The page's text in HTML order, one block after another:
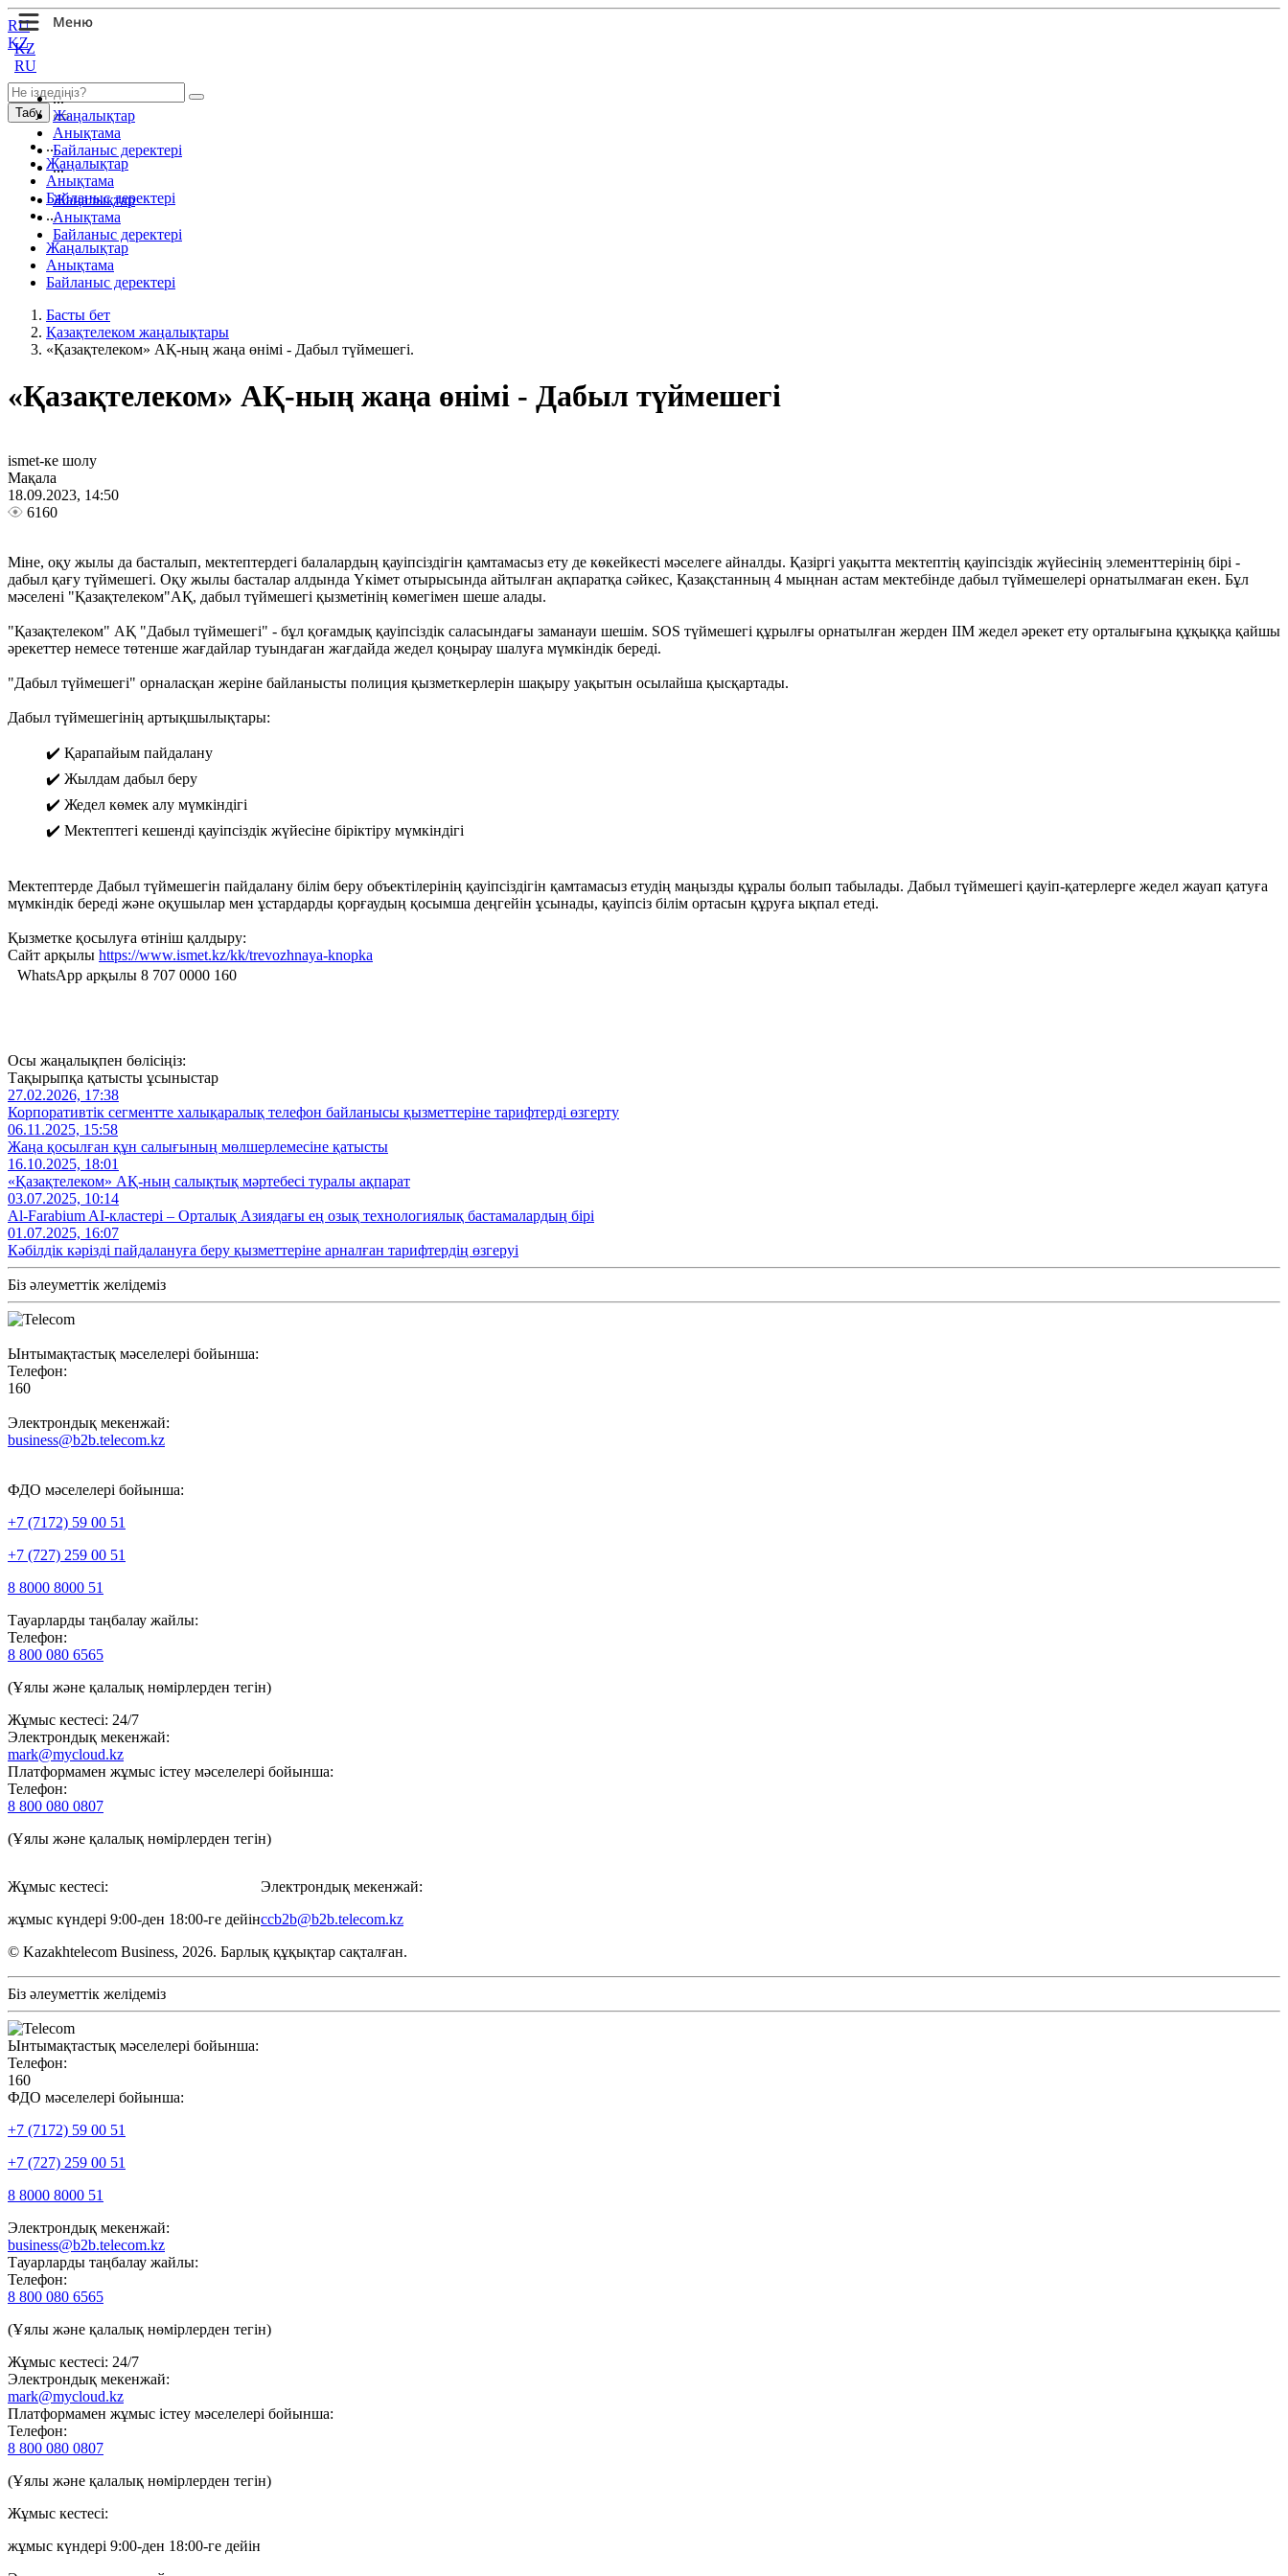
KZ
RU
...
Жаңалықтар
Анықтама
Байланыс деректері
...
Жаңалықтар
Анықтама
Байланыс деректері
RU
KZ
Табу
...
Жаңалықтар
Анықтама
Байланыс деректері
...
Жаңалықтар
Анықтама
Байланыс деректері
Басты бет
Қазақтелеком жаңалықтары
«Қазақтелеком» АҚ-ның жаңа өнімі - Дабыл түймешегі.
«Қазақтелеком» АҚ-ның жаңа өнімі - Дабыл түймешегі
ismet-ке шолу
Мақала
18.09.2023, 14:50
6160
Міне, оқу жылы да басталып, мектептердегі балалардың қауіпсіздігін қамтамасыз ету де көкейкесті мәселеге айналды. Қазіргі уақытта мектептің қауіпсіздік жүйесінің элементтерінің бірі -
дабыл қағу түймешегі. Оқу жылы басталар алдында Үкімет отырысында айтылған ақпаратқа сәйкес, Қазақстанның 4 мыңнан астам мектебінде дабыл түймешелері орнатылмаған екен. Бұл
мәселені "Қазақтелеком"АҚ, дабыл түймешегі қызметінің көмегімен шеше алады.
"Қазақтелеком" АҚ "Дабыл түймешегі" - бұл қоғамдық қауіпсіздік саласындағы заманауи шешім. SOS түймешегі құрылғы орнатылған жерден ІІМ жедел әрекет ету орталығына құқыққа қайшы
әрекеттер немесе төтенше жағдайлар туындаған жағдайда жедел қоңырау шалуға мүмкіндік береді.
"Дабыл түймешегі" орналасқан жеріне байланысты полиция қызметкерлерін шақыру уақытын осылайша қысқартады.
Дабыл түймешегінің артықшылықтары:
✔️ Қарапайым пайдалану
✔️ Жылдам дабыл беру
✔️ Жедел көмек алу мүмкіндігі
✔️ Мектептегі кешенді қауіпсіздік жүйесіне біріктіру мүмкіндігі
Мектептерде Дабыл түймешегін пайдалану білім беру объектілерінің қауіпсіздігін қамтамасыз етудің маңызды құралы болып табылады. Дабыл түймешегі қауіп-қатерлерге жедел жауап қатуға
мүмкіндік береді және оқушылар мен ұстардарды қорғаудың қосымша деңгейін ұсынады, қауіпсіз білім ортасын құруға ықпал етеді.
Қызметке қосылуға өтініш қалдыру:
Сайт арқылы https://www.ismet.kz/kk/trevozhnaya-knopka
WhatsApp арқылы 8 707 0000 160
Осы жаңалықпен бөлісіңіз:
Тақырыпқа қатысты ұсыныстар
27.02.2026, 17:38
Корпоративтік сегментте халықаралық телефон байланысы қызметтеріне тарифтерді өзгерту
06.11.2025, 15:58
Жаңа қосылған құн салығының мөлшерлемесіне қатысты
16.10.2025, 18:01
«Қазақтелеком» АҚ-ның салықтық мәртебесі туралы ақпарат
03.07.2025, 10:14
Al‑Farabium AI‑кластері – Орталық Азиядағы ең озық технологиялық бастамалардың бірі
01.07.2025, 16:07
Кәбілдік кәрізді пайдалануға беру қызметтеріне арналған тарифтердің өзгеруі
Біз әлеуметтік желідеміз
Ынтымақтастық мәселелері бойынша:
Телефон:
160
Электрондық мекенжай:
business@b2b.telecom.kz
ФДО мәселелері бойынша:
+7 (7172) 59 00 51
+7 (727) 259 00 51
8 8000 8000 51
Тауарларды таңбалау жайлы:
Телефон:
8 800 080 6565
(Ұялы және қалалық нөмірлерден тегін)
Жұмыс кестесі: 24/7
Электрондық мекенжай:
mark@mycloud.kz
Платформамен жұмыс істеу мәселелері бойынша:
Телефон:
8 800 080 0807
(Ұялы және қалалық нөмірлерден тегін)
Жұмыс кестесі:
жұмыс күндері 9:00-ден 18:00-ге дейін
Электрондық мекенжай:
ccb2b@b2b.telecom.kz
© Kazakhtelecom Business, 2026. Барлық құқықтар сақталған.
Біз әлеуметтік желідеміз
Ынтымақтастық мәселелері бойынша:
Телефон:
160
ФДО мәселелері бойынша:
+7 (7172) 59 00 51
+7 (727) 259 00 51
8 8000 8000 51
Электрондық мекенжай:
business@b2b.telecom.kz
Тауарларды таңбалау жайлы:
Телефон:
8 800 080 6565
(Ұялы және қалалық нөмірлерден тегін)
Жұмыс кестесі: 24/7
Электрондық мекенжай:
mark@mycloud.kz
Платформамен жұмыс істеу мәселелері бойынша:
Телефон:
8 800 080 0807
(Ұялы және қалалық нөмірлерден тегін)
Жұмыс кестесі:
жұмыс күндері 9:00-ден 18:00-ге дейін